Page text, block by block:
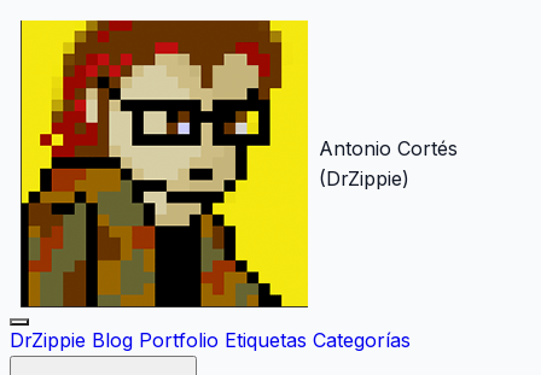
Antonio Cortés
(DrZippie)
DrZippie Blog Portfolio Etiquetas Categorías